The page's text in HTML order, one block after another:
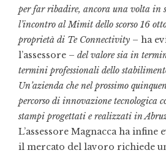
per far ribadire, ancora una volta in
l’incontro al Mimit dello scorso 16
proprietà di Te Connectivity – ha
l’assessore – del valore sia in
termini professionali dello
Un’azienda che nel prossimo
percorso di innovazione tecnologica
stampi progettati e realizzati in
L’assessore Magnacca ha
il mercato del lavoro richiede